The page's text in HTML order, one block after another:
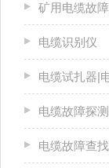
矿用电缆故
电缆识别仪
电缆试扎器|
电缆故障探
电缆故障查